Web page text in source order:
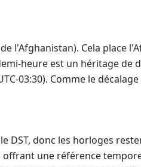
l'Afghanistan). Cela place
heure est un héritage de
03:30). Comme le
DST, donc les horloges
une référence